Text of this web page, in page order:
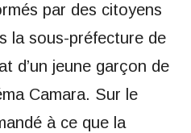
par des citoyens
la sous-préfecture de
d’un jeune garçon de
Camara. Sur le
à ce que la